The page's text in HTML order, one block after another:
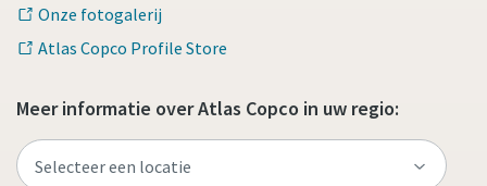
Onze fotogalerij
Atlas Copco Profile Store
Meer informatie over Atlas Copco in uw regio: